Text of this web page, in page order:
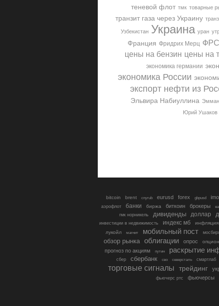
теневой флот тмк товарные
транзит газа через Украину
Узбекистан Украина уран
Франция Фридрих Мерц
цены на бензин цены на
экономика германии
экономика России
экспорт нефти из
Эльвира Набиуллина
Юрий Ушаков
bitcoin brent cnyrub eurusd forex gbpusd
аэрофлот банки биржа биткоин брокеры
гмк норникель
дивиденды доллар
инвестиции в недвижимость индекс мб
инфляция
лукойл
магнит мобильный пост
обзор рынка облигации опрос
прогноз по акциям путин раскрытие
сбер сбербанк сво северсталь смартлаб
торговые сигналы трейдинг
фьючерс ртс фьючерсы